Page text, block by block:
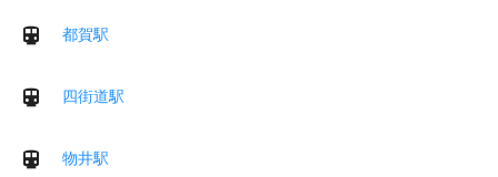
都賀駅
四街道駅
物井駅